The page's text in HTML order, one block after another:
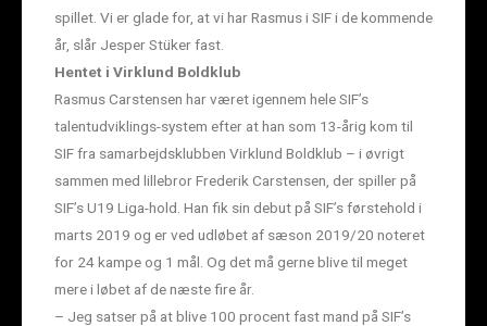
spillet. Vi er glade for, at vi har Rasmus i SIF i de kommende
år, slår Jesper Stüker fast.
Hentet i Virklund Boldklub
Rasmus Carstensen har været igennem hele SIF’s
talentudviklings-system efter at han som 13-årig kom til
SIF fra samarbejdsklubben Virklund Boldklub – i øvrigt
sammen med lillebror Frederik Carstensen, der spiller på
SIF’s U19 Liga-hold. Han fik sin debut på SIF’s førstehold i
marts 2019 og er ved udløbet af sæson 2019/20 noteret
for 24 kampe og 1 mål. Og det må gerne blive til meget
mere i løbet af de næste fire år.
– Jeg satser på at blive 100 procent fast mand på SIF’s